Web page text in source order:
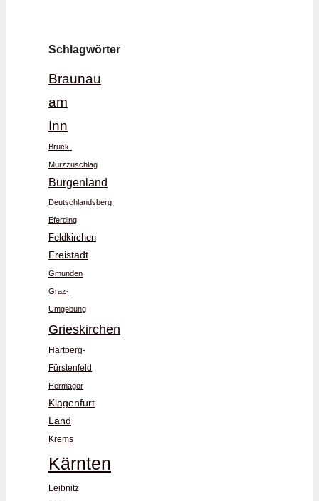
Schlagwörter
Braunau
am
Inn
Bruck-
Mürzzuschlag
Burgenland
Deutschlandsberg
Eferding
Feldkirchen
Freistadt
Gmunden
Graz-
Umgebung
Grieskirchen
Hartberg-
Fürstenfeld
Hermagor
Klagenfurt
Land
Krems
Kärnten
Leibnitz